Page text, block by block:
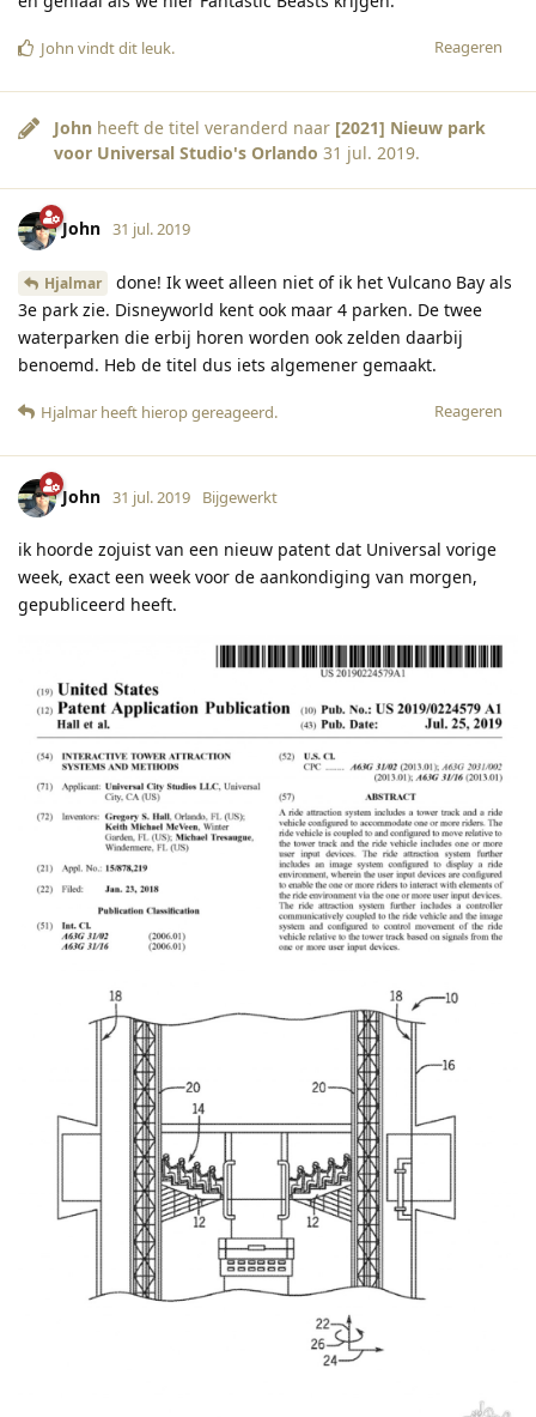
Reageren
John vindt dit leuk.
John heeft de titel veranderd naar [2021] Nieuw park
voor Universal Studio's Orlando 31 jul. 2019.
John 31 jul. 2019
Hjalmar
done! Ik weet alleen niet of ik het Vulcano Bay als
3e park zie. Disneyworld kent ook maar 4 parken. De twee
waterparken die erbij horen worden ook zelden daarbij
benoemd. Heb de titel dus iets algemener gemaakt.
Reageren
Hjalmar heeft hierop gereageerd.
John 31 jul. 2019 Bijgewerkt
ik hoorde zojuist van een nieuw patent dat Universal vorige
week, exact een week voor de aankondiging van morgen,
gepubliceerd heeft.